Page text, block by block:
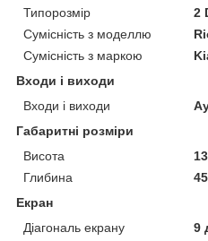
Типорозмір
2
Сумісність з моделлю
Сумісність з маркою
Входи і виходи
Входи і виходи
Габаритні розміри
Висота
Глибина
Екран
Діагональ екрану
9